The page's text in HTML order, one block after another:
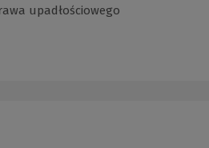
upadłościowego